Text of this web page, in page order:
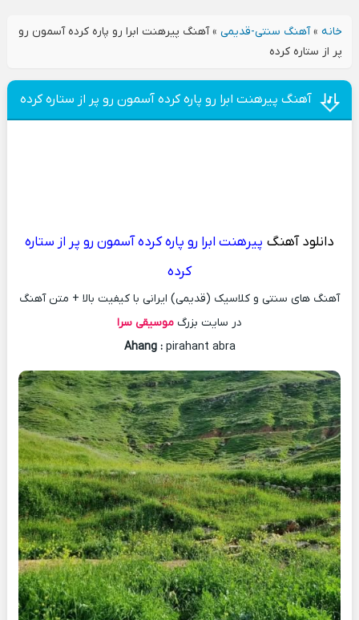
خانه»آهنگ سنتی-قدیمی»آهنگ پیرهنت ابرا رو پاره کرده آسمون رو
پر از ستاره کرده
آهنگ پیرهنت ابرا رو پاره کرده آسمون رو پر از ستاره کرده
دانلود آهنگ پیرهنت ابرا رو پاره کرده آسمون رو پر از ستاره
کرده
آهنگ های سنتی و کلاسیک (قدیمی) ایرانی با کیفیت بالا + متن آهنگ
در سایت بزرگ موسیقی سرا
Ahang :pirahant abra